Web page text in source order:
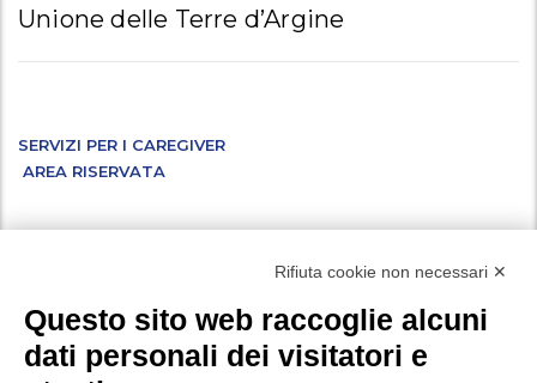
Unione delle Terre d’Argine
SERVIZI PER I CAREGIVER
AREA RISERVATA
Vuoi iscriverti alla nostra newsletter ed essere aggiornato su tutte le
Rifiuta cookie non necessari ✕
Questo sito web raccoglie alcuni
dati personali dei visitatori e